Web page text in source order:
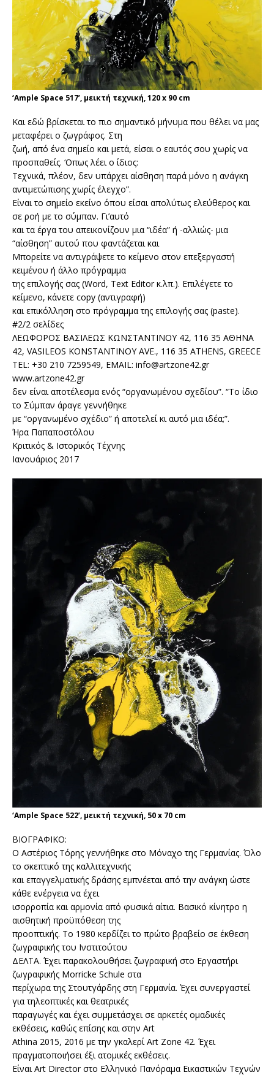
‘Ample Space 517’, μεικτή τεχνική, 120 x 90 cm
Και εδώ βρίσκεται το πιο σημαντικό μήνυμα που θέλει να μας
μεταφέρει ο ζωγράφος. Στη
ζωή, από ένα σημείο και μετά, είσαι ο εαυτός σου χωρίς να
προσπαθείς. ‘Οπως λέει ο ίδιος:
Τεχνικά, πλέον, δεν υπάρχει αίσθηση παρά μόνο η ανάγκη
αντιμετώπισης χωρίς έλεγχο”.
Είναι το σημείο εκείνο όπου είσαι απολύτως ελεύθερος και
σε ροή με το σύμπαν. Γι’αυτό
και τα έργα του απεικονίζουν μια “ιδέα” ή -αλλιώς- μια
“αίσθηση” αυτού που φαντάζεται και
Μπορείτε να αντιγράψετε το κείμενο στον επεξεργαστή
κειμένου ή άλλο πρόγραμμα
της επιλογής σας (Word, Text Editor κ.λπ.). Επιλέγετε το
κείμενο, κάνετε copy (αντιγραφή)
και επικόλληση στο πρόγραμμα της επιλογής σας (paste).
#2/2 σελίδες
ΛΕΩΦΟΡΟΣ ΒΑΣΙΛΕΩΣ ΚΩΝΣΤΑΝΤΙΝΟΥ 42, 116 35 ΑΘΗΝΑ
42, VASILEOS KONSTANTINOY AVE., 116 35 ATHENS, GREECE
TEL: +30 210 7259549, EMAIL: info@artzone42.gr
www.artzone42.gr
δεν είναι αποτέλεσμα ενός “οργανωμένου σχεδίου”. “Το ίδιο
το Σύμπαν άραγε γεννήθηκε
με “οργανωμένο σχέδιο” ή αποτελεί κι αυτό μια ιδέα;”.
Ήρα Παπαποστόλου
Κριτικός & Ιστορικός Τέχνης
Ιανουάριος 2017
‘Ample Space 522’, μεικτή τεχνική, 50 x 70 cm
ΒΙΟΓΡΑΦΙΚΟ:
O Αστέριος Τόρης γεννήθηκε στο Μόναχο της Γερμανίας. Όλο
το σκεπτικό της καλλιτεχνικής
και επαγγελματικής δράσης εμπνέεται από την ανάγκη ώστε
κάθε ενέργεια να έχει
ισορροπία και αρμονία από φυσικά αίτια. Βασικό κίνητρο η
αισθητική προϋπόθεση της
προοπτικής. Το 1980 κερδίζει το πρώτο βραβείο σε έκθεση
ζωγραφικής του Ινστιτούτου
ΔΕΛΤΑ. Έχει παρακολουθήσει ζωγραφική στο Εργαστήρι
ζωγραφικής Morricke Schule στα
περίχωρα της Στουτγάρδης στη Γερμανία. Έχει συνεργαστεί
για τηλεοπτικές και θεατρικές
παραγωγές και έχει συμμετάσχει σε αρκετές ομαδικές
εκθέσεις, καθώς επίσης και στην Art
Athina 2015, 2016 με την γκαλερί Art Zone 42. Έχει
πραγματοποιήσει έξι ατομικές εκθέσεις.
Είναι Art Director στο Ελληνικό Πανόραμα Εικαστικών Τεχνών